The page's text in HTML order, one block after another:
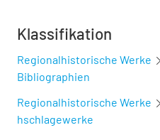
Klassifikation
Regionalhistorische Werke
Bibliographien
Regionalhistorische Werke
hschlagewerke